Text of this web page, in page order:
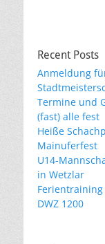
Recent Posts
Anmeldung
Termine und
(fast) alle fest
Heiße
Mainuferfest
U14-
in Wetzlar
DWZ 1200